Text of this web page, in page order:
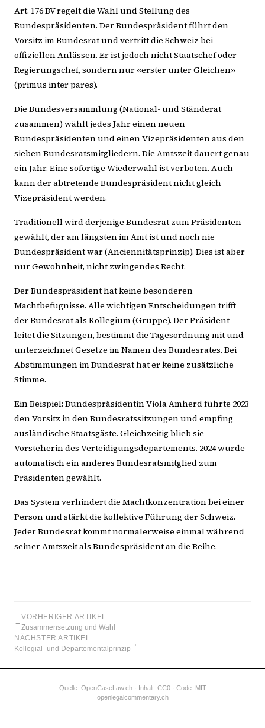
Art. 176 BV regelt die Wahl und Stellung des
Bundespräsidenten. Der Bundespräsident führt den
Vorsitz im Bundesrat und vertritt die Schweiz bei
offiziellen Anlässen. Er ist jedoch nicht Staatschef oder
Regierungschef, sondern nur «erster unter Gleichen»
(primus inter pares).
Die Bundesversammlung (National- und Ständerat
zusammen) wählt jedes Jahr einen neuen
Bundespräsidenten und einen Vizepräsidenten aus den
sieben Bundesratsmitgliedern. Die Amtszeit dauert genau
ein Jahr. Eine sofortige Wiederwahl ist verboten. Auch
kann der abtretende Bundespräsident nicht gleich
Vizepräsident werden.
Traditionell wird derjenige Bundesrat zum Präsidenten
gewählt, der am längsten im Amt ist und noch nie
Bundespräsident war (Anciennitätsprinzip). Dies ist aber
nur Gewohnheit, nicht zwingendes Recht.
Der Bundespräsident hat keine besonderen
Machtbefugnisse. Alle wichtigen Entscheidungen trifft
der Bundesrat als Kollegium (Gruppe). Der Präsident
leitet die Sitzungen, bestimmt die Tagesordnung mit und
unterzeichnet Gesetze im Namen des Bundesrates. Bei
Abstimmungen im Bundesrat hat er keine zusätzliche
Stimme.
Ein Beispiel: Bundespräsidentin Viola Amherd führte 2023
den Vorsitz in den Bundesratssitzungen und empfing
ausländische Staatsgäste. Gleichzeitig blieb sie
Vorsteherin des Verteidigungsdepartements. 2024 wurde
automatisch ein anderes Bundesratsmitglied zum
Präsidenten gewählt.
Das System verhindert die Machtkonzentration bei einer
Person und stärkt die kollektive Führung der Schweiz.
Jeder Bundesrat kommt normalerweise einmal während
seiner Amtszeit als Bundespräsident an die Reihe.
←
VORHERIGER ARTIKEL
Zusammensetzung und Wahl
NÄCHSTER ARTIKEL
Kollegial- und Departementalprinzip
→
Quelle: OpenCaseLaw.ch· Inhalt: CC0 · Code: MIT
openlegalcommentary.ch